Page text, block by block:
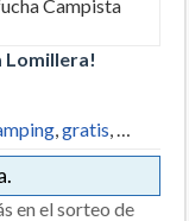
Lomillera!
gratis
en el sorteo de